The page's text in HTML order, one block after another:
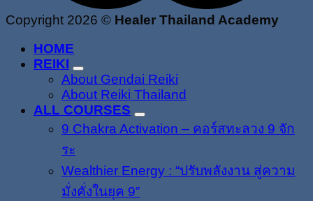
Copyright 2026 © Healer Thailand Academy
HOME
REIKI
About Gendai Reiki
About Reiki Thailand
ALL COURSES
9 Chakra Activation – คอร์สทะลวง 9 จัก
ระ
Wealthier Energy : “ปรับพลังงาน สู่ความ
มั่งคั่งในยุค 9”